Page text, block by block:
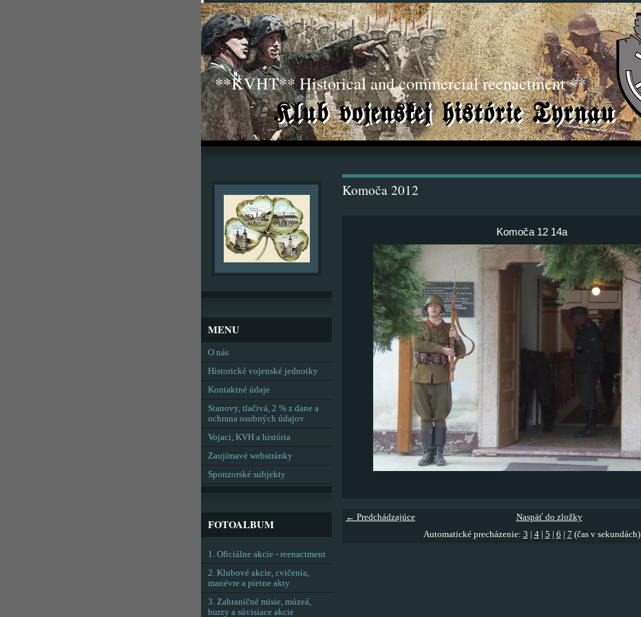
**KVHT** Historical and commercial reenactment **
Komoča 2012
Komoča 12 14a
← Predchádzajúce
Naspäť do zložky
Automatické precházenie: 3 4| 5 6 7 (čas v sekundách)
MENU
O nás
Historické vojenské jednotky
Kontaktné údaje
Stanovy, tlačivá, 2 % z dane a
ochrana osobných údajov
Vojaci, KVH a história
Zaujímavé webstránky
Sponzorské subjekty
FOTOALBUM
1. Oficiálne akcie - reenactment
2. Klubové akcie, cvičenia,
manévre a pietne akty
3. Zahraničné misie, múzeá,
burzy a súvisiace akcie